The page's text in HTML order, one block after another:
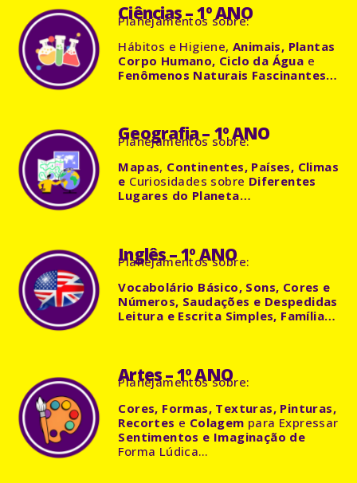
Ciências – 1º ANO
Planejamentos sobre:
Hábitos e Higiene, Animais, Plantas
Corpo Humano, Ciclo da Água e
Fenômenos Naturais Fascinantes…
Geografia – 1º ANO
Planejamentos sobre:
Mapas, Continentes, Países, Climas
e Curiosidades sobre Diferentes
Lugares do Planeta…
Inglês – 1º ANO
Planejamentos sobre:
Vocabolário Básico, Sons, Cores e
Números, Saudações e Despedidas
Leitura e Escrita Simples, Família…
Artes – 1º ANO
Planejamentos sobre:
Cores, Formas, Texturas, Pinturas,
Recortes e Colagem para Expressar
Sentimentos e Imaginação de
Forma Lúdica…